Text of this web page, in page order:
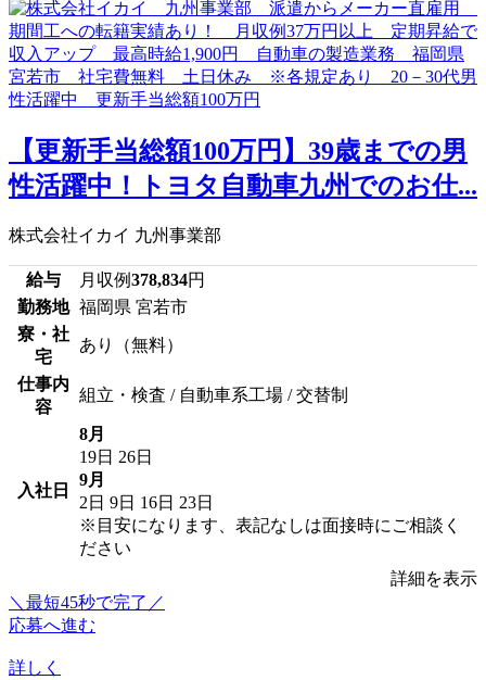
【更新手当総額100万円】39歳までの男
性活躍中！トヨタ自動車九州でのお仕...
株式会社イカイ 九州事業部
給与 月収例378,834円
勤務地 福岡県 宮若市
寮・社
宅
あり（無料）
仕事内
容
組立・検査 / 自動車系工場 / 交替制
入社日
8月
19日 26日
9月
2日 9日 16日 23日
※目安になります、表記なしは面接時にご相談く
ださい
詳細を表示
＼最短45秒で完了／
応募へ進む
詳しく